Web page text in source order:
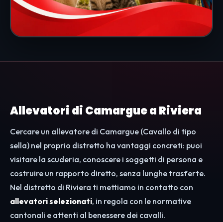
Allevatori di Camargue a Riviera
Cercare un allevatore di Camargue (Cavallo di tipo
sella) nel proprio distretto ha vantaggi concreti: puoi
visitare la scuderia, conoscere i soggetti di persona e
costruire un rapporto diretto, senza lunghe trasferte.
Nel distretto di Riviera ti mettiamo in contatto con
allevatori selezionati, in regola con le normative
cantonali e attenti al benessere dei cavalli.